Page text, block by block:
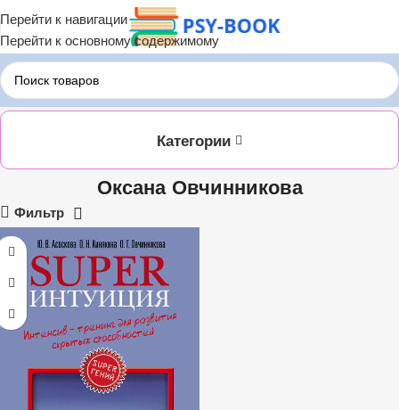
Перейти к навигации
Перейти к основному содержимому
Главная ЛИТРЕС Оксана Овчинникова
Категории
Оксана Овчинникова
Фильтр